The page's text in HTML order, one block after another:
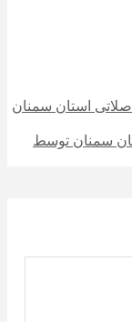
مواصلاتی استان سمنان
سمنان توسط